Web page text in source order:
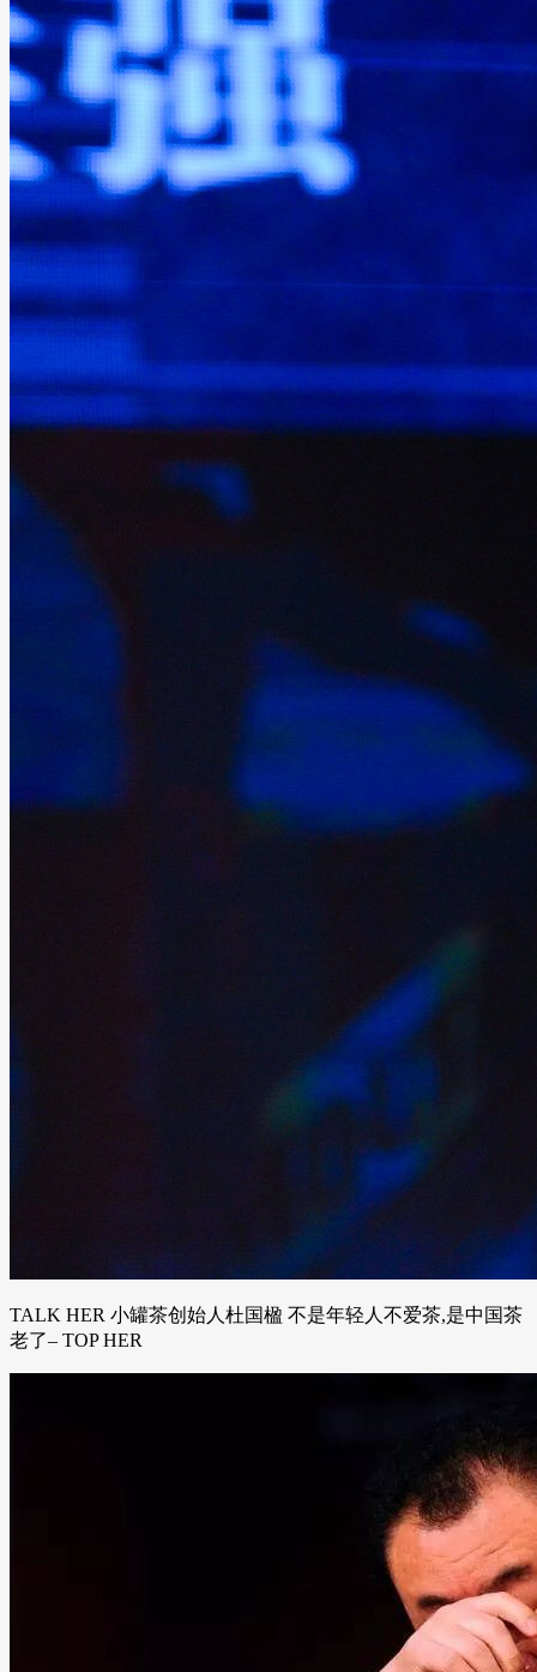
TALK HER 小罐茶创始人杜国楹 不是年轻人不爱茶,是中国茶
老了– TOP HER